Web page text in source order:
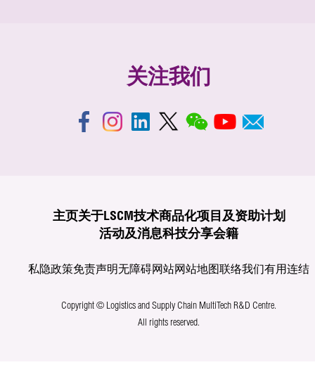
关注我们
主页关于LSCM技术商品化项目及资助计划
活动及消息科技分享会籍
私隐政策免责声明无障碍网站网站地图联络我们有用连结
Copyright © Logistics and Supply Chain MultiTech R&D Centre.
All rights reserved.